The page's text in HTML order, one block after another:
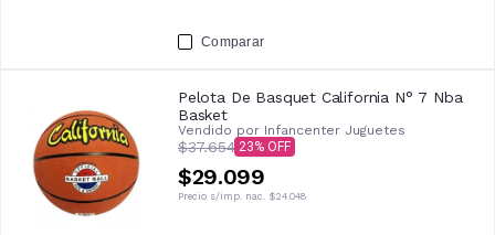
Comparar
Pelota De Basquet California N° 7 Nba
Basket
Vendido por Infancenter Juguetes
$37.654 23
$29.099
Precio s/imp. nac. $24.048